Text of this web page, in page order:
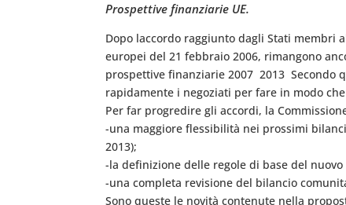
Prospettive finanziarie UE.
Dopo laccordo raggiunto dagli Stati membri
europei del 21 febbraio 2006, rimangono
prospettive finanziarie 2007  2013 
rapidamente i negoziati per fare in modo
Per far progredire gli accordi, la
-una maggiore flessibilità nei prossimi
2013);
-la definizione delle regole di base del
-una completa revisione del bilancio
Sono queste le novità contenute nella